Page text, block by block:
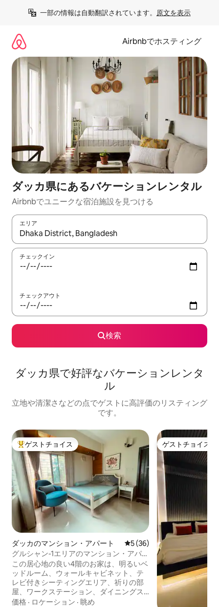
一部の情報は自動翻訳されています。 原文を表示
Airbnbでホスティング
ダッカ県にあるバケーションレンタル
Airbnbでユニークな宿泊施設を見つける
エリア
検索結果が表示されたら、上下の矢印キーを使って移動するか
チェックイン
チェックアウト
検索
ダッカ県で好評なバケーションレンタ
ル
立地や清潔さなどの点でゲストに高評価のリスティング
です。
大好評のゲストチョイスです。
ゲストチョイス
ダッカのマンション・アパート レビュー36件、5つ星中5つ
5 (36)
グルシャン-1エリアのマンション・アパー
ト貸切
この居心地の良い4階のお家は、明るいベ
ッドルーム、ウォールキャビネット、テ
レビ付きシーティングエリア、祈りの部
屋、ワークステーション、ダイニングス
ペースを備え、快適さと利便性を兼ね備
価格 · ロケーション · 眺め
ゲストチョイス
ゲストチョイス